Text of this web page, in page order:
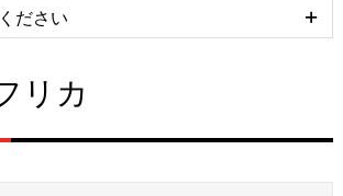
g
a
n
リカ